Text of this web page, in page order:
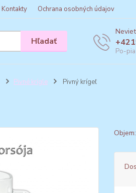
Kontakty Ochrana osobných údajov
Hľadať
Po-
Pivné krígle Pivný krígeľ